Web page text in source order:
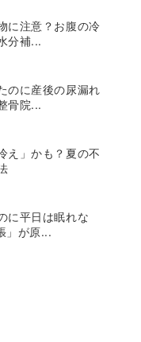
に注意？お腹の冷
分補...
のに産後の尿漏れ
骨院...
え」かも？夏の不
に平日は眠れな
」が原...